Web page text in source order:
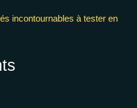
incontournables à tester en